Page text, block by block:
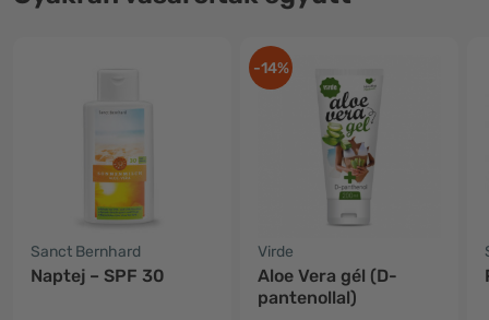
Sanct Bernhard
Naptej – SPF 30
-14%
Virde
Aloe Vera gél (D-
pantenollal)